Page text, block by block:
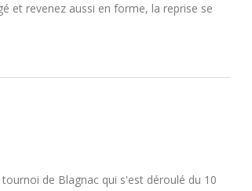
et revenez aussi en forme, la reprise se
de Blagnac qui s'est déroulé du 10